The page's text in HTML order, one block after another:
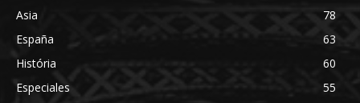
Asia
78
España
63
História
60
Especiales
55